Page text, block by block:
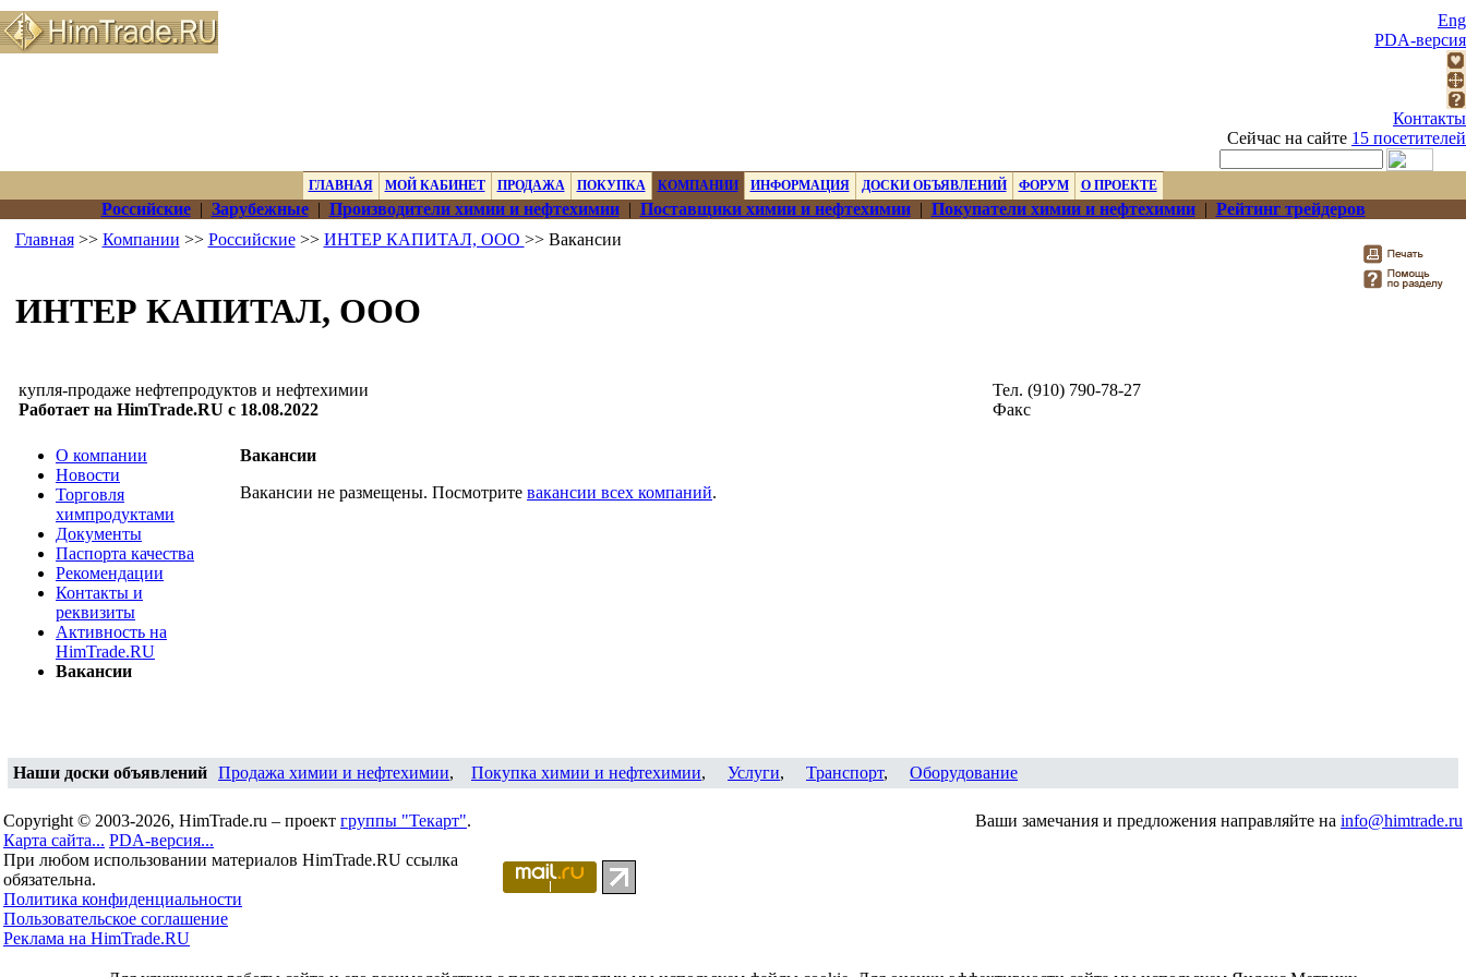
Eng
PDA-версия
Контакты
Сейчас на сайте 15 посетителей
ГЛАВНАЯ МОЙ КАБИНЕТ ПРОДАЖА ПОКУПКА КОМПАНИИ ИНФОРМАЦИЯ ДОСКИ ОБЪЯВЛЕНИЙ ФОРУМ О ПРОЕКТЕ
Российские| Зарубежные| Производители химии и нефтехимии| Поставщики химии и нефтехимии| Покупатели химии и нефтехимии| Рейтинг трейдеров
Главная>> Компании >> Российские>> ИНТЕР КАПИТАЛ, ООО >> Вакансии
ИНТЕР КАПИТАЛ, ООО
купля-продаже нефтепродуктов и нефтехимии
Работает на HimTrade.RU с 18.08.2022
Тел. (910) 790-78-27
Факс
О компании
Новости
Торговля
химпродуктами
Документы
Паспорта качества
Рекомендации
Контакты и
реквизиты
Активность на
HimTrade.RU
Вакансии
Вакансии
Вакансии не размещены. Посмотрите вакансии всех компаний.
Наши доски объявлений Продажа химии и нефтехимии, Покупка химии и нефтехимии, Услуги, Транспорт, Оборудование
Copyright © 2003-2026, HimTrade.ru – проект группы "Текарт".
Карта сайта... PDA-версия...
При любом использовании материалов HimTrade.RU ссылка
обязательна.
Политика конфиденциальности
Пользовательское соглашение
Реклама на HimTrade.RU
Ваши замечания и предложения направляйте на info@himtrade.ru